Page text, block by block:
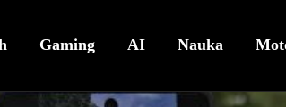
Gaming AI Nauka